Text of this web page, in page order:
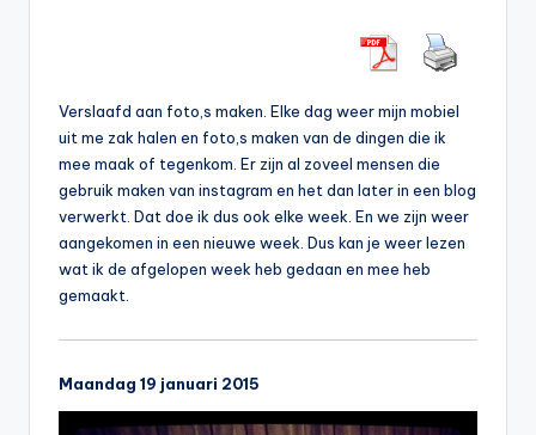
Verslaafd aan foto,s maken. Elke dag weer mijn mobiel
uit me zak halen en foto,s maken van de dingen die ik
mee maak of tegenkom. Er zijn al zoveel mensen die
gebruik maken van instagram en het dan later in een blog
verwerkt. Dat doe ik dus ook elke week. En we zijn weer
aangekomen in een nieuwe week. Dus kan je weer lezen
wat ik de afgelopen week heb gedaan en mee heb
gemaakt.
Maandag 19 januari 2015